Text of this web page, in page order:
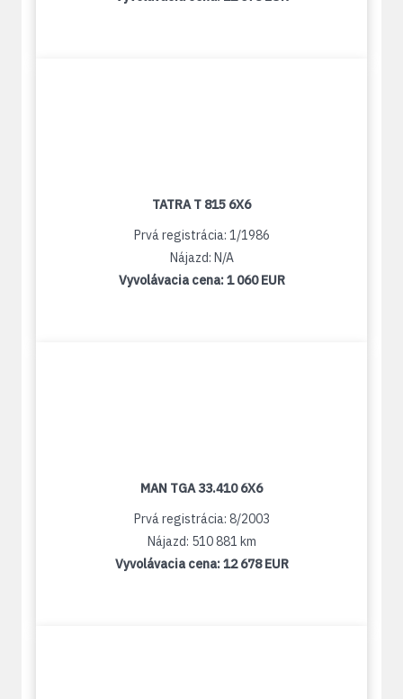
TATRA T 815 6X6
Prvá registrácia: 1/1986
Nájazd: N/A
Vyvolávacia cena:1 060 EUR
MAN TGA 33.410 6X6
Prvá registrácia: 8/2003
Nájazd: 510 881 km
Vyvolávacia cena:12 678 EUR